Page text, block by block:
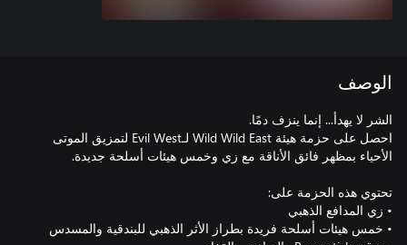
الوصف
احصل على حزمة هيئة Wild Wild East لـEvil West لتمزيق الموتى
• خمس هيئات أسلحة فريدة بطراز الأثر الذهبي للبندقية والمسدس